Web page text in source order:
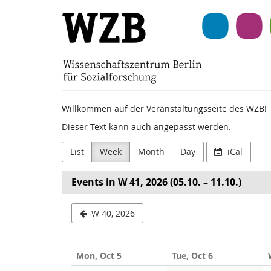
Berlin
für
(WZB)
Willkommen auf der Veranstaltungsseite des WZB!
Dieser Text kann auch angepasst werden.
List Week Month Day iCal
Events in W 41, 2026 (05.10. – 11.10.)
W 40, 2026
to
Mon, Oct 5 Tue, Oct 6